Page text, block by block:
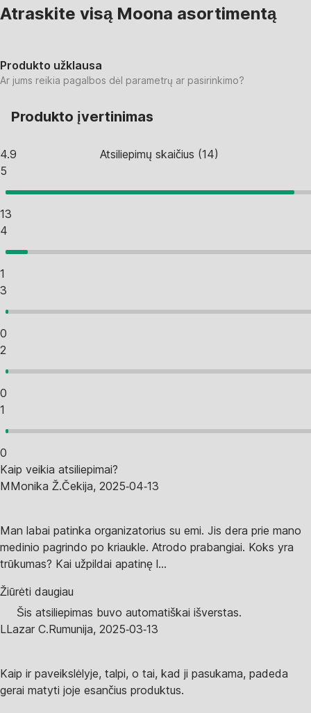
Atraskite visą Moona asortimentą
Produkto užklausa
Ar jums reikia pagalbos dėl parametrų ar pasirinkimo?
Produkto įvertinimas
4.9 Atsiliepimų skaičius (14)
5
13
4
1
3
0
2
0
1
0
Kaip veikia atsiliepimai?
MMonika Ž.Čekija, 2025‑04‑13
Man labai patinka organizatorius su emi. Jis dera prie mano
medinio pagrindo po kriaukle. Atrodo prabangiai. Koks yra
trūkumas? Kai užpildai apatinę l...
Žiūrėti daugiau
Šis atsiliepimas buvo automatiškai išverstas.
LLazar C.Rumunija, 2025‑03‑13
Kaip ir paveikslėlyje, talpi, o tai, kad ji pasukama, padeda
gerai matyti joje esančius produktus.